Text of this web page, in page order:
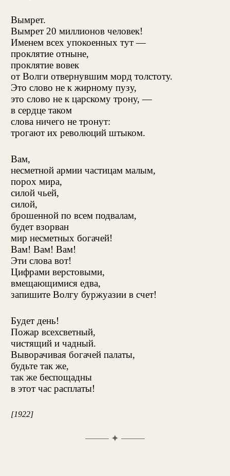
Вымрет.
Вымрет 20 миллионов человек!
Именем всех упокоенных тут —
проклятие отныне,
проклятие вовек
от Волги отвернувшим морд толстоту.
Это слово не к жирному пузу,
это слово не к царскому трону, —
в сердце таком
слова ничего не тронут:
трогают их революций штыком.
Вам,
несметной армии частицам малым,
порох мира,
силой чьей,
силой,
брошенной по всем подвалам,
будет взорван
мир несметных богачей!
Вам! Вам! Вам!
Эти слова вот!
Цифрами верстовыми,
вмещающимися едва,
запишите Волгу буржуазии в счет!
Будет день!
Пожар всехсветный,
чистящий и чадный.
Выворачивая богачей палаты,
будьте так же,
так же беспощадны
в этот час расплаты!
[1922]
✦